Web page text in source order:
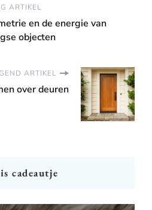
ARTIKEL
en de energie van
objecten
ARTIKEL
over deuren
cadeautje